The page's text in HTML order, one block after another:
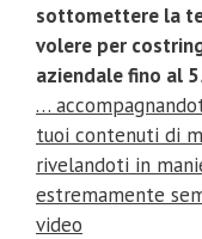
sottomettere la
volere per
aziendale fino al
…
tuoi contenuti di
rivelandoti in
estremamente
video